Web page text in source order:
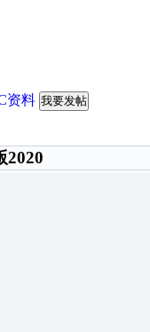
资料 我要发帖
2020